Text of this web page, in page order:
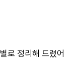
로 정리해 드렸어